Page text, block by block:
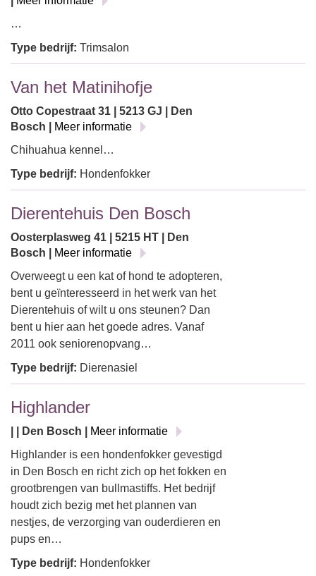
…
Type bedrijf: Trimsalon
Van het Matinihofje
Otto Copestraat 31 | 5213 GJ | Den
Bosch |
Meer informatie
Chihuahua kennel…
Type bedrijf: Hondenfokker
Dierentehuis Den Bosch
Oosterplasweg 41 | 5215 HT | Den
Bosch |
Meer informatie
Overweegt u een kat of hond te adopteren,
bent u geïnteresseerd in het werk van het
Dierentehuis of wilt u ons steunen? Dan
bent u hier aan het goede adres. Vanaf
2011 ook seniorenopvang…
Type bedrijf: Dierenasiel
Highlander
| | Den Bosch |
Meer informatie
Highlander is een hondenfokker gevestigd
in Den Bosch en richt zich op het fokken en
grootbrengen van bullmastiffs. Het bedrijf
houdt zich bezig met het plannen van
nestjes, de verzorging van ouderdieren en
pups en…
Type bedrijf: Hondenfokker